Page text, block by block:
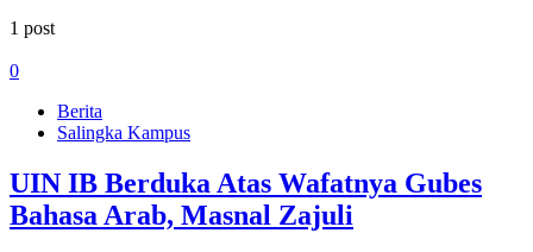
1 post
0
Berita
Salingka Kampus
UIN IB Berduka Atas Wafatnya Gubes
Bahasa Arab, Masnal Zajuli